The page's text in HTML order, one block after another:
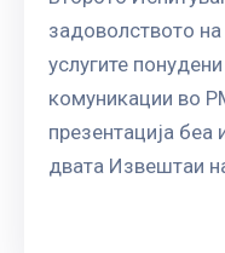
задоволството
услугите
комуникации во
презентација
двата Извештаи